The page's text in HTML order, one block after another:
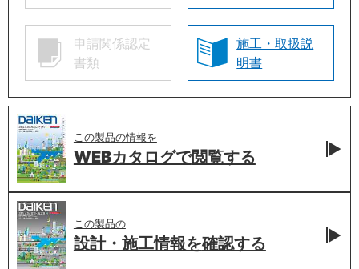
申請関係認定
書類
施工・取扱説
明書
この製品の情報を
WEBカタログで閲覧する
この製品の
設計・施工情報を確認する